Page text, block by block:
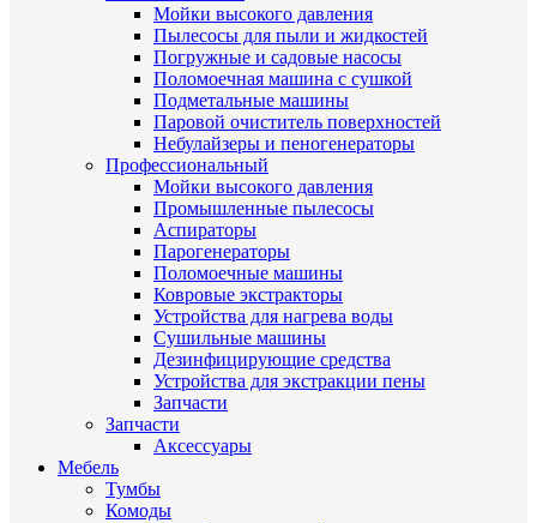
Мойки высокого давления
Пылесосы для пыли и жидкостей
Погружные и садовые насосы
Поломоечная машина с сушкой
Подметальные машины
Паровой очиститель поверхностей
Небулайзеры и пеногенераторы
Профессиональный
Мойки высокого давления
Промышленные пылесосы
Аспираторы
Парогенераторы
Поломоечные машины
Ковровые экстракторы
Устройства для нагрева воды
Сушильные машины
Дезинфицирующие средства
Устройства для экстракции пены
Запчасти
Запчасти
Аксессуары
Мебель
Тумбы
Комоды